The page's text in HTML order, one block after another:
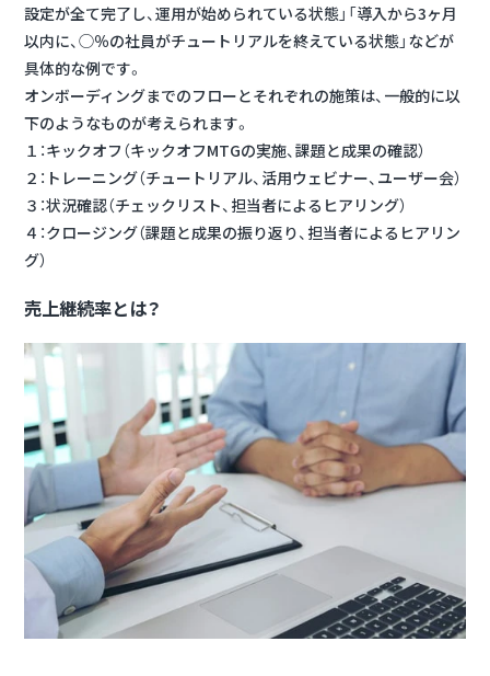
設定が全て完了し、運用が始められている状態」「導入から3ヶ月
以内に、◯％の社員がチュートリアルを終えている状態」などが
具体的な例です。
オンボーディングまでのフローとそれぞれの施策は、一般的に以
下のようなものが考えられます。
１：キックオフ（キックオフMTGの実施、課題と成果の確認）
２：トレーニング（チュートリアル、活用ウェビナー、ユーザー会）
３：状況確認（チェックリスト、担当者によるヒアリング）
４：クロージング（課題と成果の振り返り、担当者によるヒアリン
グ）
売上継続率とは？